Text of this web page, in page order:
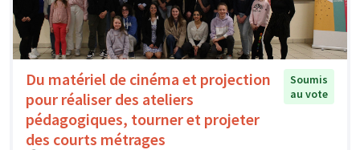
Du matériel de cinéma et projection
pour réaliser des ateliers
pédagogiques, tourner et projeter
des courts métrages
Soumis
au vote